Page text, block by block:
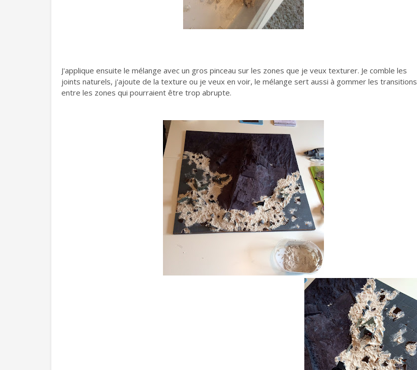
J'applique ensuite le mélange avec un gros pinceau sur les zones que je veux texturer. Je comble les
joints naturels, j'ajoute de la texture ou je veux en voir, le mélange sert aussi à gommer les transitions
entre les zones qui pourraient être trop abrupte.